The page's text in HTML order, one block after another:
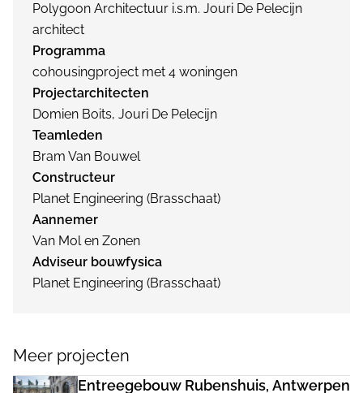
Polygoon Architectuur i.s.m. Jouri De Pelecijn
architect
Programma
cohousingproject met 4 woningen
Projectarchitecten
Domien Boits, Jouri De Pelecijn
Teamleden
Bram Van Bouwel
Constructeur
Planet Engineering (Brasschaat)
Aannemer
Van Mol en Zonen
Adviseur bouwfysica
Planet Engineering (Brasschaat)
Meer projecten
Entreegebouw Rubenshuis, Antwerpen